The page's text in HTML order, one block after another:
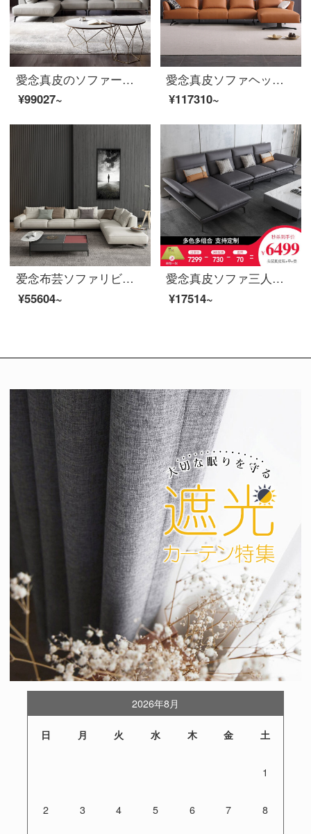
愛念真皮のソファーの小型タイプ三人のトップコートの回転角ソファーの組み合わせイタリア式の軽い豪華客間家具
¥99027~
愛念真皮ソファヘッド層牛革の小型タイプ三人の意味式軽い贅沢なダウンジャケットの角ソファーの組み合わせは簡単な客間家具の1878〓（zhi）を組み合わせます。
¥117310~
爱念布芸ソファリビングルームのサイズの部屋型の回転ソファーの组み合わせ式の简素な家具YJ 008〓米白色のダブルポジション+単位+回転角+単位+足踏み
¥55604~
愛念真皮ソファ三人で北欧の大きさの部屋型の回転角度ソファーを組み合わせたシンプルなリビングルーム家具1969〓深灰色の本革シングルルームです。
¥17514~
2026年8月
日 月 火 水 木 金 土
1
2 3 4 5 6 7 8